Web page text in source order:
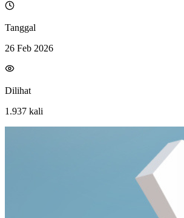
Tanggal
26 Feb 2026
Dilihat
1.937 kali